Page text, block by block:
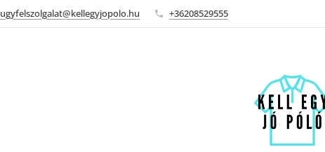
ugyfelszolgalat@kellegyjopolo.hu +36208529555